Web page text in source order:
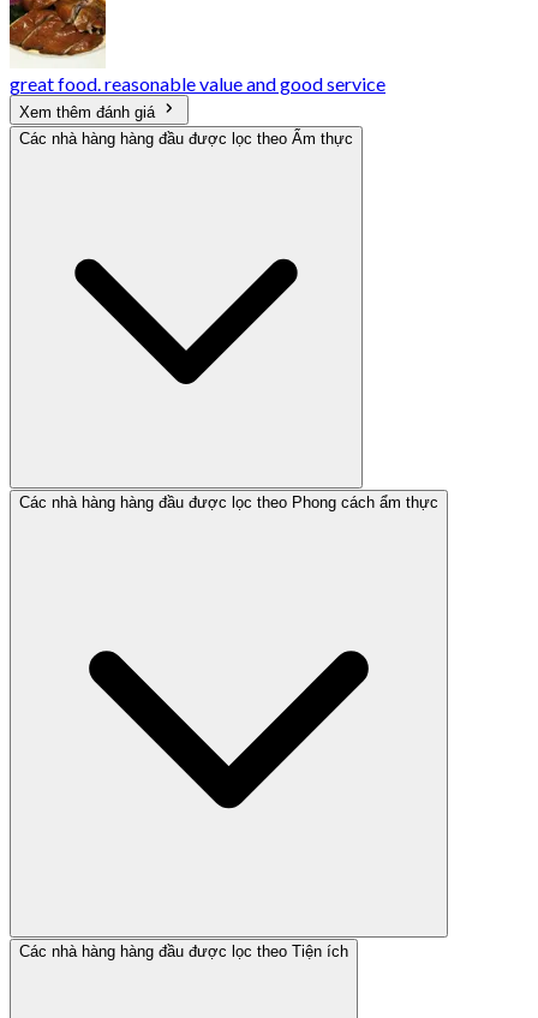
great food. reasonable value and good service
Xem thêm đánh giá
Các nhà hàng hàng đầu được lọc theo Ẩm thực
Các nhà hàng hàng đầu được lọc theo Phong cách ẩm thực
Các nhà hàng hàng đầu được lọc theo Tiện ích